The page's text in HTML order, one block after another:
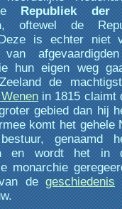
deRepubliek der
, oftewel de
is echter niet
van
hun eigen weg
de
in 1815 claimt
gebied dan hij
komt het gehele
genaamd
en wordt het in
monarchie
degeschiedenis